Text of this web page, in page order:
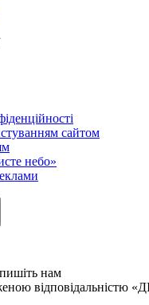
сайтом
небо»
нам
відповідальністю